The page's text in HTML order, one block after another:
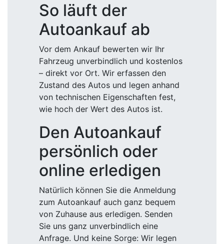
So läuft der
Autoankauf ab
Vor dem Ankauf bewerten wir Ihr
Fahrzeug unverbindlich und kostenlos
– direkt vor Ort. Wir erfassen den
Zustand des Autos und legen anhand
von technischen Eigenschaften fest,
wie hoch der Wert des Autos ist.
Den Autoankauf
persönlich oder
online erledigen
Natürlich können Sie die Anmeldung
zum Autoankauf auch ganz bequem
von Zuhause aus erledigen. Senden
Sie uns ganz unverbindlich eine
Anfrage. Und keine Sorge: Wir legen